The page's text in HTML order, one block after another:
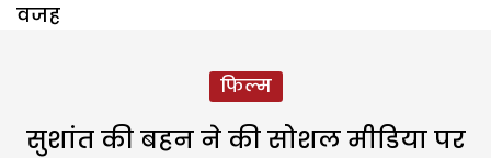
वजह
फिल्म
सुशांत की बहन ने की सोशल मीडिया पर